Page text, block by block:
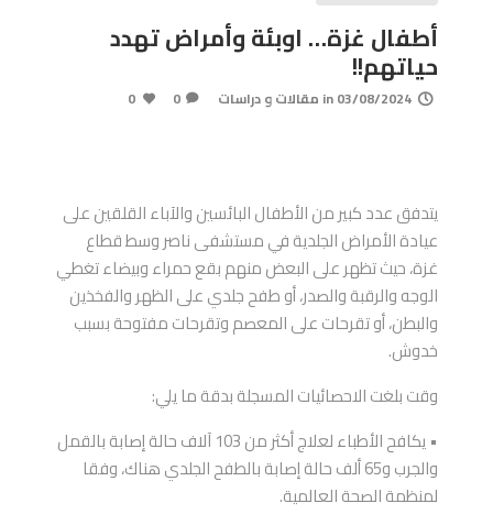
أطفال غزة… اوبئة وأمراض تهدد
حياتهم!!
03/08/2024
in مقالات و دراسات 0
0
يتدفق عدد كبير من الأطفال البائسين والآباء القلقين على
عيادة الأمراض الجلدية في مستشفى ناصر وسط قطاع
غزة، حيث تظهر على البعض منهم بقع حمراء وبيضاء تغطي
الوجه والرقبة والصدر، أو طفح جلدي على الظهر والفخذين
والبطن، أو تقرحات على المعصم وتقرحات مفتوحة بسبب
خدوش.
وقت بلغت الاحصائيات المسجلة بدقة ما يلي:
• يكافح الأطباء لعلاج أكثر من 103 آلاف حالة إصابة بالقمل
والجرب و65 ألف حالة إصابة بالطفح الجلدي هناك، وفقا
لمنظمة الصحة العالمية.